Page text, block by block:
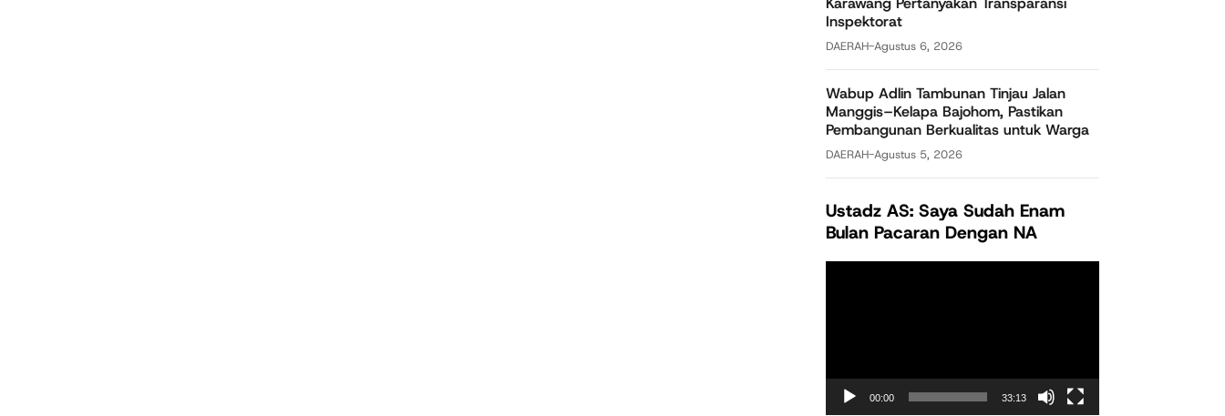
Inspektorat
DAERAH-Agustus 6, 2026
Wabup Adlin Tambunan Tinjau Jalan
Manggis–Kelapa Bajohom, Pastikan
Pembangunan Berkualitas untuk Warga
DAERAH-Agustus 5, 2026
Ustadz AS: Saya Sudah Enam
Bulan Pacaran Dengan NA
00:00 33:13